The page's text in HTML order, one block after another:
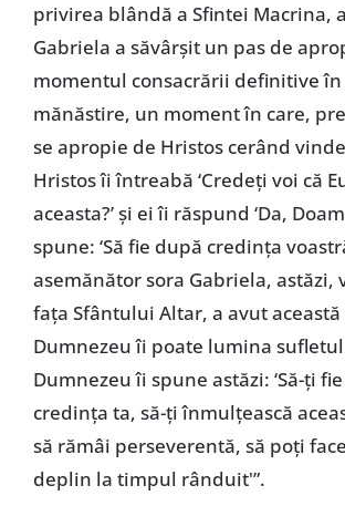
privirea blândă a Sfintei Macrina,
Gabriela a săvârşit un pas de
momentul consacrării definitive în
mănăstire, un moment în care,
se apropie de Hristos cerând
Hristos îi întreabă ‘Credeţi voi că
aceasta?’ şi ei îi răspund ‘Da,
spune: ‘Să fie după credinţa
asemănător sora Gabriela, astăzi,
faţa Sfântului Altar, a avut
Dumnezeu îi poate lumina
Dumnezeu îi spune astăzi: ‘Să-ţi
credinţa ta, să-ţi înmulţească
să rămâi perseverentă, să poţi
deplin la timpul rânduit'”.